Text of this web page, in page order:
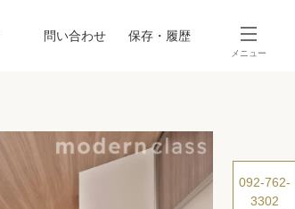
問い合わせ 保存・履歴
メニュー
駅・路線から探す
092-762-
3302